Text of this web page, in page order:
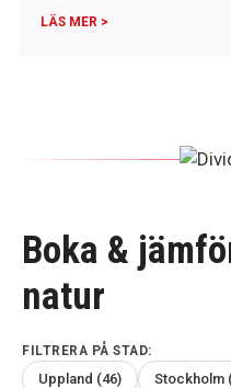
LÄS MER >
Boka &
natur
FILTRERA PÅ STAD:
Uppland (46) Stockholm